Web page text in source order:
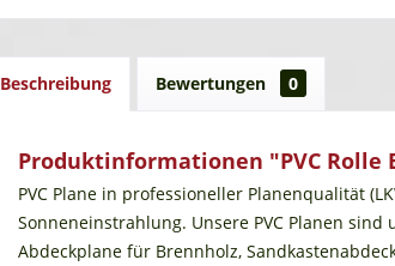
Beschreibung Bewertungen 0
Produktinformationen "PVC Rolle
PVC Plane in professioneller Planenqualität
Sonneneinstrahlung. Unsere PVC Planen
Abdeckplane für Brennholz,